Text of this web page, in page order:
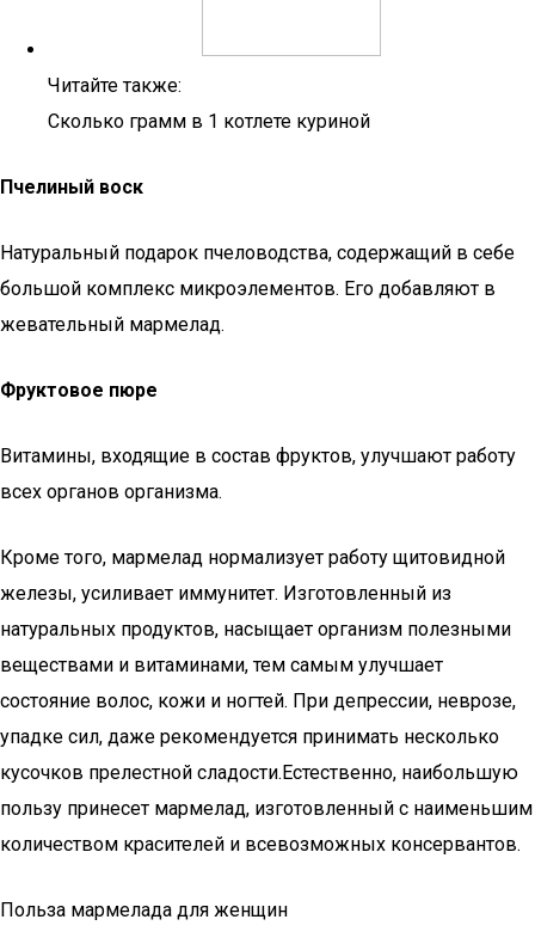
Читайте также:
Сколько грамм в 1 котлете куриной
Пчелиный воск
Натуральный подарок пчеловодства, содержащий в себе
большой комплекс микроэлементов. Его добавляют в
жевательный мармелад.
Фруктовое пюре
Витамины, входящие в состав фруктов, улучшают работу
всех органов организма.
Кроме того, мармелад нормализует работу щитовидной
железы, усиливает иммунитет. Изготовленный из
натуральных продуктов, насыщает организм полезными
веществами и витаминами, тем самым улучшает
состояние волос, кожи и ногтей. При депрессии, неврозе,
упадке сил, даже рекомендуется принимать несколько
кусочков прелестной сладости.Естественно, наибольшую
пользу принесет мармелад, изготовленный с наименьшим
количеством красителей и всевозможных консервантов.
Польза мармелада для женщин